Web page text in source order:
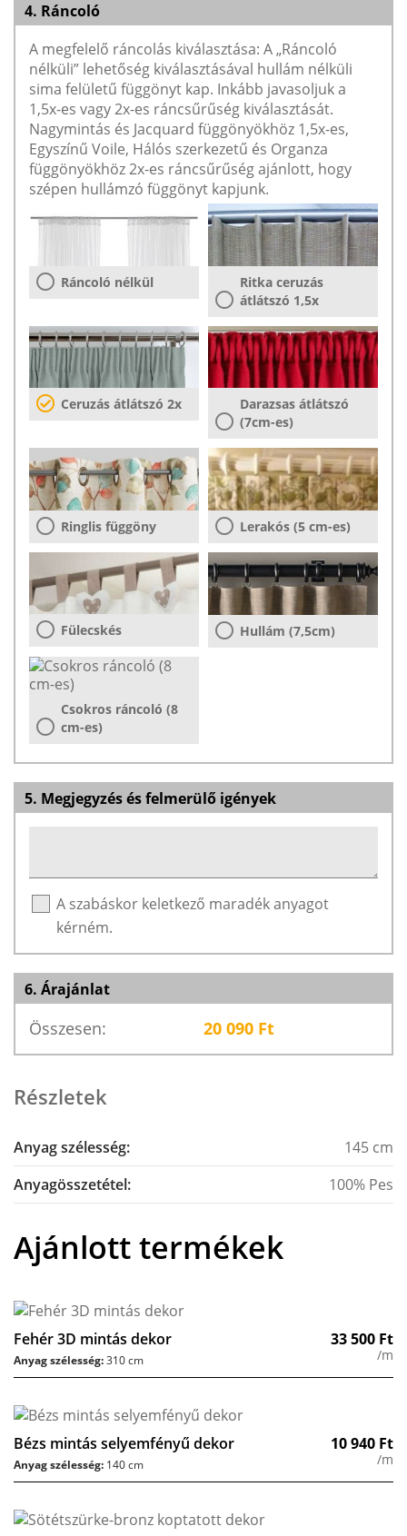
4. Ráncoló
A megfelelő ráncolás kiválasztása: A „Ráncoló
nélküli” lehetőség kiválasztásával hullám nélküli
sima felületű függönyt kap. Inkább javasoljuk a
1,5x-es vagy 2x-es ráncsűrűség kiválasztását.
Nagymintás és Jacquard függönyökhöz 1,5x-es,
Egyszínű Voile, Hálós szerkezetű és Organza
függönyökhöz 2x-es ráncsűrűség ajánlott, hogy
szépen hullámzó függönyt kapjunk.
Ráncoló nélkül
Ritka ceruzás
átlátszó 1,5x
Ceruzás átlátszó 2x
Darazsas átlátszó
(7cm-es)
Ringlis függöny Lerakós (5 cm-es)
Fülecskés Hullám (7,5cm)
Csokros ráncoló (8
cm-es)
5. Megjegyzés és felmerülő igények
A szabáskor keletkező maradék anyagot
kérném.
6. Árajánlat
Összesen: 20 090 Ft
Részletek
Anyag szélesség:
145 cm
Anyagösszetétel:
100% Pes
Ajánlott termékek
Fehér 3D mintás dekor 33 500 Ft
/m
Anyag szélesség:310 cm
Bézs mintás selyemfényű dekor 10 940 Ft
/m
Anyag szélesség: 140 cm